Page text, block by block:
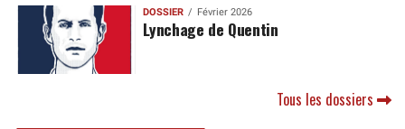
DOSSIER Février 2026
Lynchage de Quentin
Tous les dossiers